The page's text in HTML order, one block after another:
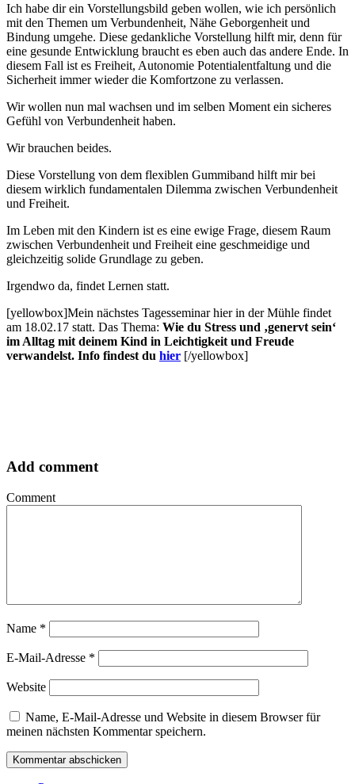
Ich habe dir ein Vorstellungsbild geben wollen, wie ich persönlich
mit den Themen um Verbundenheit, Nähe Geborgenheit und
Bindung umgehe. Diese gedankliche Vorstellung hilft mir, denn für
eine gesunde Entwicklung braucht es eben auch das andere Ende. In
diesem Fall ist es Freiheit, Autonomie Potentialentfaltung und die
Sicherheit immer wieder die Komfortzone zu verlassen.
Wir wollen nun mal wachsen und im selben Moment ein sicheres
Gefühl von Verbundenheit haben.
Wir brauchen beides.
Diese Vorstellung von dem flexiblen Gummiband hilft mir bei
diesem wirklich fundamentalen Dilemma zwischen Verbundenheit
und Freiheit.
Im Leben mit den Kindern ist es eine ewige Frage, diesem Raum
zwischen Verbundenheit und Freiheit eine geschmeidige und
gleichzeitig solide Grundlage zu geben.
Irgendwo da, findet Lernen statt.
[yellowbox]Mein nächstes Tagesseminar hier in der Mühle findet
am 18.02.17 statt. Das Thema: Wie du Stress und ‚genervt sein‘
im Alltag mit deinem Kind in Leichtigkeit und Freude
verwandelst. Info findest du hier [/yellowbox]
Add comment
Comment
Name *
E-Mail-Adresse *
Website
Name, E-Mail-Adresse und Website in diesem Browser für
meinen nächsten Kommentar speichern.